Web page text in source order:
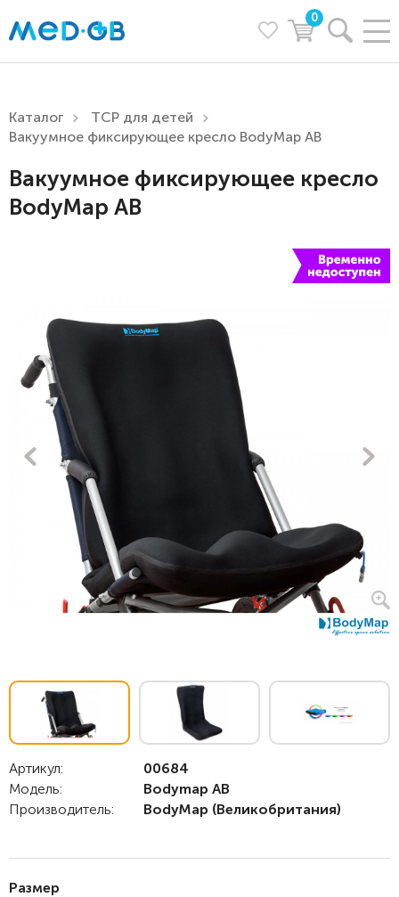
0
Каталог
ТСР для детей
Вакуумное фиксирующее кресло BodyMap АB
Вакуумное фиксирующее кресло
BodyMap АB
Артикул:
00684
Модель:
Bodymap АB
Производитель:
BodyMap (Великобритания)
Размер